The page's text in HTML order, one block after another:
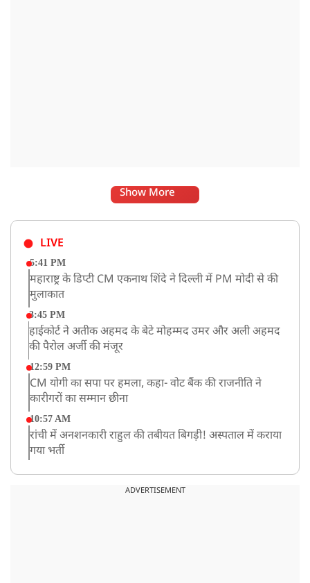
Show More
LIVE
5:41 PM
महाराष्ट्र के डिप्टी CM एकनाथ शिंदे ने दिल्ली में PM मोदी से की
मुलाकात
3:45 PM
हाईकोर्ट ने अतीक अहमद के बेटे मोहम्मद उमर और अली अहमद
की पैरोल अर्जी की मंजूर
12:59 PM
CM योगी का सपा पर हमला, कहा- वोट बैंक की राजनीति ने
कारीगरों का सम्मान छीना
10:57 AM
रांची में अनशनकारी राहुल की तबीयत बिगड़ी! अस्पताल में कराया
गया भर्ती
CBI का बड़ा खुलासा, NTA के एक्सपर्ट्स ने ही लीक कराया
ADVERTISEMENT